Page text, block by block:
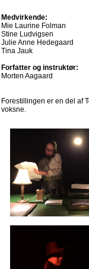
Medvirkende:
Mie Laurine Folman
Stine Ludvigsen
Julie Anne Hedegaard
Tina Jauk
Forfatter og instruktør:
Morten Aagaard
Forestillingen er en del af
voksne.